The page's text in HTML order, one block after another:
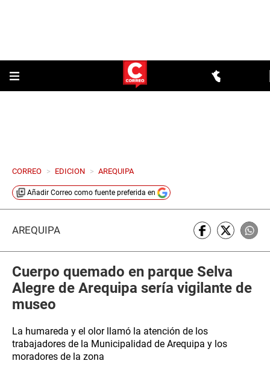
CORREO > EDICION > AREQUIPA
Añadir Correo como fuente preferida en
AREQUIPA
Cuerpo quemado en parque Selva
Alegre de Arequipa sería vigilante de
museo
La humareda y el olor llamó la atención de los
trabajadores de la Municipalidad de Arequipa y los
moradores de la zona